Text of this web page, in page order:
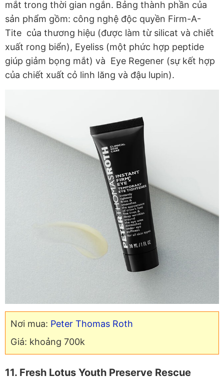
mắt trong thời gian ngắn. Bảng thành phần của
sản phẩm gồm: công nghệ độc quyền Firm-A-
Tite của thương hiệu (được làm từ silicat và chiết
xuất rong biển), Eyeliss (một phức hợp peptide
giúp giảm bọng mắt) và Eye Regener (sự kết hợp
của chiết xuất cỏ linh lăng và đậu lupin).
Nơi mua: Peter Thomas Roth
Giá: khoảng 700k
11. Fresh Lotus Youth Preserve Rescue